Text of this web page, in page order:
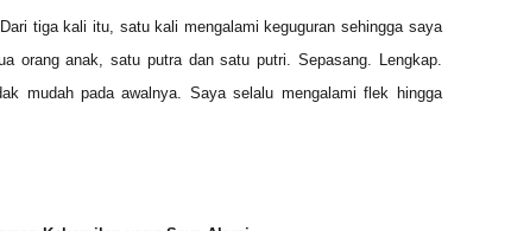
tiga kali itu, satu kali mengalami keguguran sehingga saya
orang anak, satu putra dan satu putri. Sepasang. Lengkap.
mudah pada awalnya. Saya selalu mengalami flek hingga